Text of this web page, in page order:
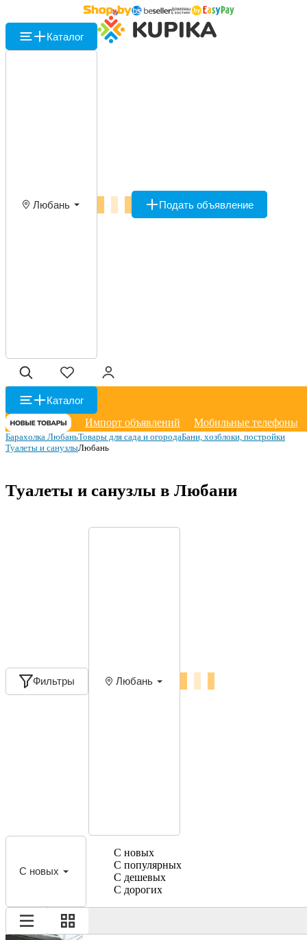
Каталог
Любань Подать объявление
Каталог
Импорт объявлений
Мобильные телефоны
Барахолка ЛюбаньТовары для сада и огородаБани, хозблоки, постройки
Туалеты и санузлыЛюбань
Туалеты и санузлы в Любани
Фильтры Любань
С новых
С новых
С популярных
С дешевых
С дорогих